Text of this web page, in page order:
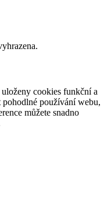
cookies funkční a
používání webu,
můžete snadno